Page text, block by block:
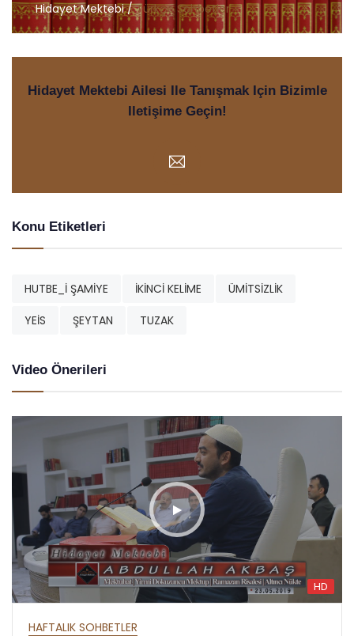
Hidayet Mektebi /Türkçe Sohbetler
Hidayet Mektebi Ailesi Ile Tanışmak Için Bizimle
Iletişime Geçin!
Konu Etiketleri
HUTBE_İ ŞAMİYE İKİNCİ KELİME
ÜMİTSİZLİK
YEİS
ŞEYTAN TUZAK
Video Önerileri
HD
HAFTALIK SOHBETLER